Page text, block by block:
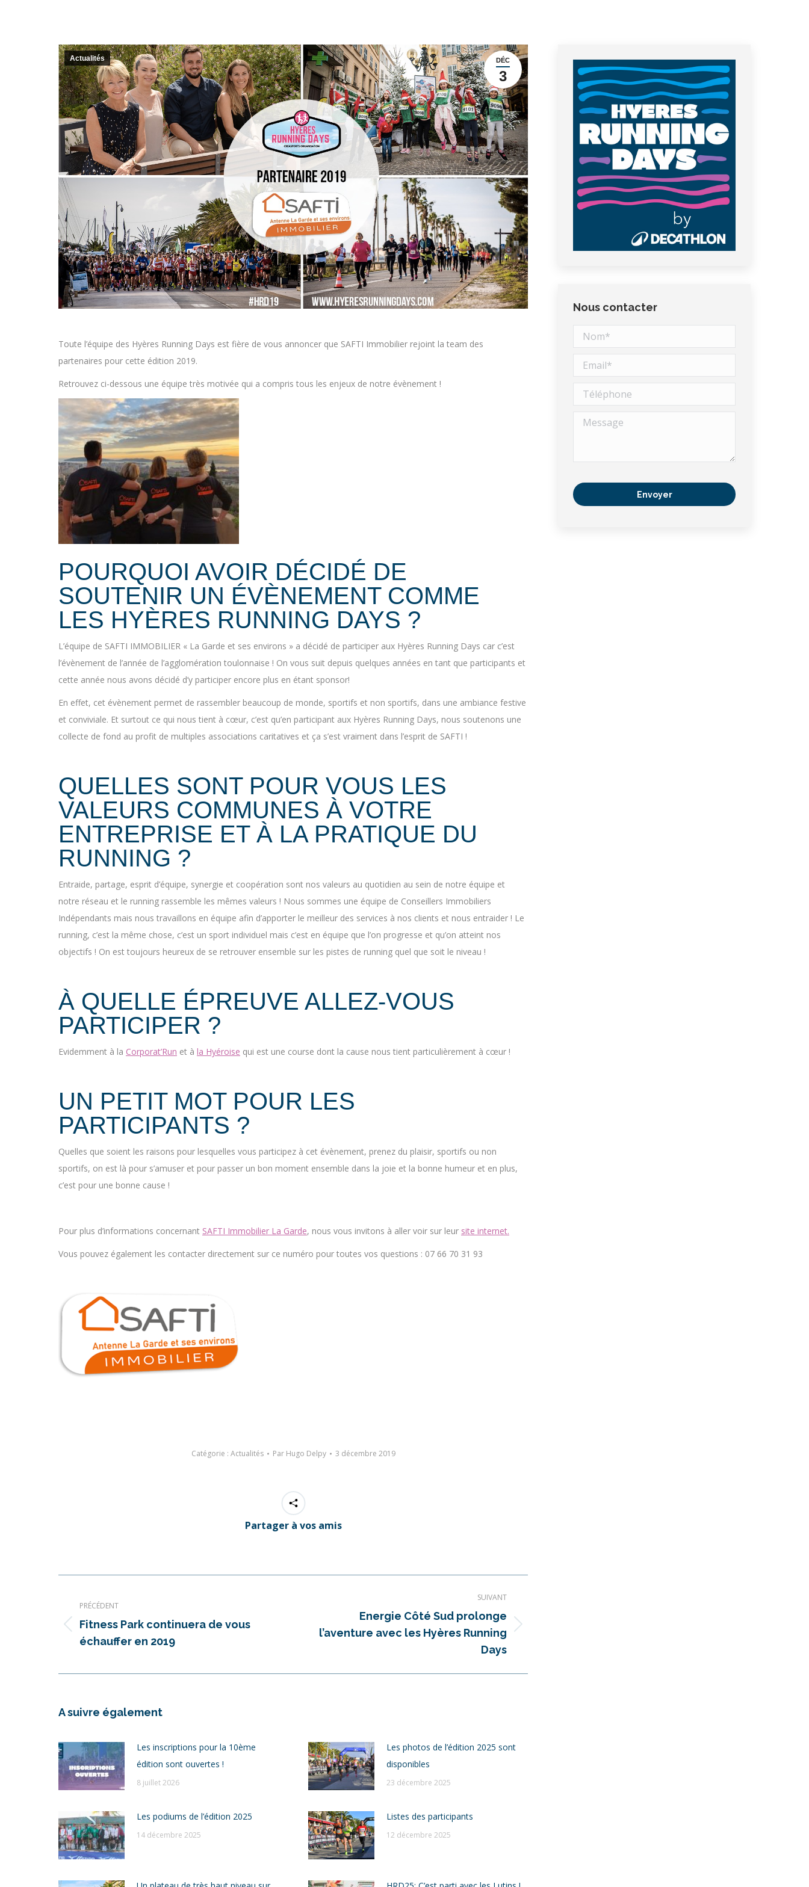
DÉC
3
Actualités
Toute l’équipe des Hyères Running Days est fière de vous annoncer que SAFTI Immobilier rejoint la team des
partenaires pour cette édition 2019.
Retrouvez ci-dessous une équipe très motivée qui a compris tous les enjeux de notre évènement !
POURQUOI AVOIR DÉCIDÉ DE
SOUTENIR UN ÉVÈNEMENT COMME
LES HYÈRES RUNNING DAYS ?
L’équipe de SAFTI IMMOBILIER « La Garde et ses environs » a décidé de participer aux Hyères Running Days car c’est
l’évènement de l’année de l’agglomération toulonnaise ! On vous suit depuis quelques années en tant que participants et
cette année nous avons décidé d’y participer encore plus en étant sponsor!
En effet, cet évènement permet de rassembler beaucoup de monde, sportifs et non sportifs, dans une ambiance festive
et conviviale. Et surtout ce qui nous tient à cœur, c’est qu’en participant aux Hyères Running Days, nous soutenons une
collecte de fond au profit de multiples associations caritatives et ça s’est vraiment dans l’esprit de SAFTI !
QUELLES SONT POUR VOUS LES
VALEURS COMMUNES À VOTRE
ENTREPRISE ET À LA PRATIQUE DU
RUNNING ?
Entraide, partage, esprit d’équipe, synergie et coopération sont nos valeurs au quotidien au sein de notre équipe et
notre réseau et le running rassemble les mêmes valeurs ! Nous sommes une équipe de Conseillers Immobiliers
Indépendants mais nous travaillons en équipe afin d’apporter le meilleur des services à nos clients et nous entraider ! Le
running, c’est la même chose, c’est un sport individuel mais c’est en équipe que l’on progresse et qu’on atteint nos
objectifs ! On est toujours heureux de se retrouver ensemble sur les pistes de running quel que soit le niveau !
À QUELLE ÉPREUVE ALLEZ-VOUS
PARTICIPER ?
Evidemment à la Corporat’Run et à la Hyéroise qui est une course dont la cause nous tient particulièrement à cœur !
UN PETIT MOT POUR LES
PARTICIPANTS ?
Quelles que soient les raisons pour lesquelles vous participez à cet évènement, prenez du plaisir, sportifs ou non
sportifs, on est là pour s’amuser et pour passer un bon moment ensemble dans la joie et la bonne humeur et en plus,
c’est pour une bonne cause !
Pour plus d’informations concernant SAFTI Immobilier La Garde, nous vous invitons à aller voir sur leur site internet.
Vous pouvez également les contacter directement sur ce numéro pour toutes vos questions : 07 66 70 31 93
Catégorie : Actualités Par Hugo Delpy 3 décembre 2019
Partager à vos amis
article
PRÉCÉDENT
Article
précédent
Fitness Park continuera de vous
échauffer en 2019
SUIVANT
Article
Energie Côté Sud prolonge
l’aventure avec les Hyères Running
Days
A suivre également
Les inscriptions pour la 10ème
édition sont ouvertes !
8 juillet 2026
Les photos de l’édition 2025 sont
disponibles
23 décembre 2025
Les podiums de l’édition 2025
14 décembre 2025
Listes des participants
12 décembre 2025
Nous contacter